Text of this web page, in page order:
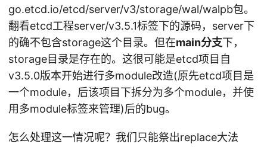
go.etcd.io/etcd/server/v3/storage/wal/walpb包。
翻看etcd工程server/v3.5.1标签下的源码，server下
的确不包含storage这个目录。但在main分支下，
storage目录是存在的。这很可能是etcd项目自
v3.5.0版本开始进行多module改造(原先etcd项目是
一个module，后该项目下拆分为多个module，并使
用多module标签来管理)后的bug。
怎么处理这一情况呢？我们只能祭出replace大法